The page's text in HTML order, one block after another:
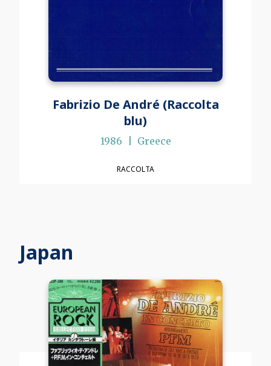
Fabrizio De André (Raccolta
blu)
1986 Greece
RACCOLTA
Japan